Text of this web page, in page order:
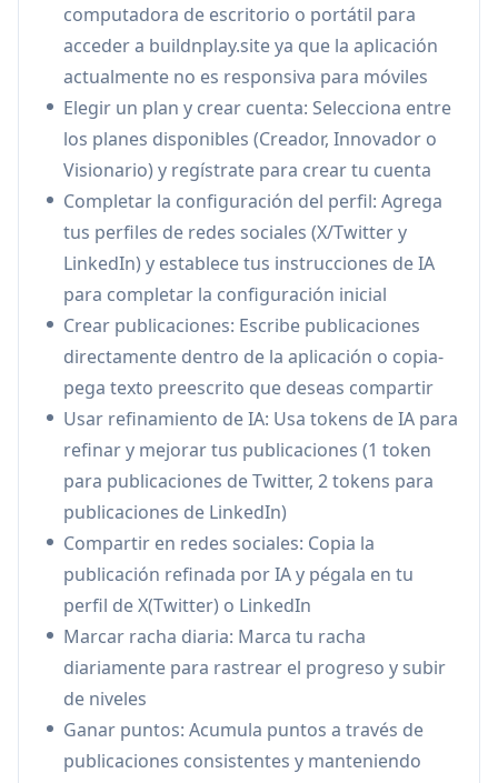
con rachas, niveles y un sistema de puntos
para mantener la responsabilidad y la
motivación
Refinamiento de Publicaciones Impulsado
por IA:Usar tokens de IA para mejorar y
personalizar publicaciones en redes sociales
para un mejor compromiso en Twitter y
LinkedIn
Sistema de Recompensas:Ganar puntos a
través de publicaciones consistentes que se
pueden canjear por tokens de IA gratuitos
Modelo de Pago por Uso: Precios flexibles sin
suscripciones - los usuarios solo pagan por los
tokens de IA que necesitan
Casos de Uso de BuildnPlay
Creadores Independientes: Ayudar a los
creadores a mantener la consistencia en
compartir su viaje de construcción mientras
crecen su audiencia
Fundadores de Startups: Permitir a los
fundadores documentar su viaje de startup y
construir en público mientras mantienen la
responsabilidad
Creadores de Contenido: Asistir en mantener
computadora de escritorio o portátil para
acceder a buildnplay.site ya que la aplicación
actualmente no es responsiva para móviles
Elegir un plan y crear cuenta: Selecciona entre
los planes disponibles (Creador, Innovador o
Visionario) y regístrate para crear tu cuenta
Completar la configuración del perfil: Agrega
tus perfiles de redes sociales (X/Twitter y
LinkedIn) y establece tus instrucciones de IA
para completar la configuración inicial
Crear publicaciones: Escribe publicaciones
directamente dentro de la aplicación o copia-
pega texto preescrito que deseas compartir
Usar refinamiento de IA: Usa tokens de IA para
refinar y mejorar tus publicaciones (1 token
para publicaciones de Twitter, 2 tokens para
publicaciones de LinkedIn)
Compartir en redes sociales: Copia la
publicación refinada por IA y pégala en tu
perfil de X(Twitter) o LinkedIn
Marcar racha diaria: Marca tu racha
diariamente para rastrear el progreso y subir
de niveles
Ganar puntos: Acumula puntos a través de
publicaciones consistentes y manteniendo